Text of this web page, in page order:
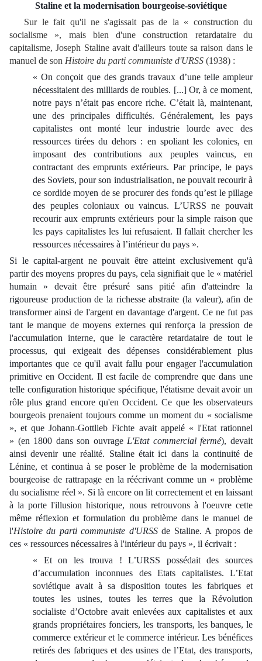
Staline et la modernisation bourgeoise-soviétique
Sur le fait qu'il ne s'agissait pas de la « construction du
socialisme », mais bien d'une construction retardataire du
capitalisme, Joseph Staline avait d'ailleurs toute sa raison dans le
manuel de son Histoire du parti communiste d'URSS (1938) :
« On conçoit que des grands travaux d’une telle ampleur
nécessitaient des milliards de roubles. [...] Or, à ce moment,
notre pays n’était pas encore riche. C’était là, maintenant,
une des principales difficultés. Généralement, les pays
capitalistes ont monté leur industrie lourde avec des
ressources tirées du dehors : en spoliant les colonies, en
imposant des contributions aux peuples vaincus, en
contractant des emprunts extérieurs. Par principe, le pays
des Soviets, pour son industrialisation, ne pouvait recourir à
ce sordide moyen de se procurer des fonds qu’est le pillage
des peuples coloniaux ou vaincus. L’URSS ne pouvait
recourir aux emprunts extérieurs pour la simple raison que
les pays capitalistes les lui refusaient. Il fallait chercher les
ressources nécessaires à l’intérieur du pays ».
Si le capital-argent ne pouvait être atteint exclusivement qu'à
partir des moyens propres du pays, cela signifiait que le « matériel
humain » devait être présuré sans pitié afin d'atteindre la
rigoureuse production de la richesse abstraite (la valeur), afin de
transformer ainsi de l'argent en davantage d'argent. Ce ne fut pas
tant le manque de moyens externes qui renforça la pression de
l'accumulation interne, que le caractère retardataire de tout le
processus, qui exigeait des dépenses considérablement plus
importantes que ce qu'il avait fallu pour engager l'accumulation
primitive en Occident. Il est facile de comprendre que dans une
telle configuration historique spécifique, l'étatisme devait avoir un
rôle plus grand encore qu'en Occident. Ce que les observateurs
bourgeois prenaient toujours comme un moment du « socialisme
», et que Johann-Gottlieb Fichte avait appelé « l'Etat rationnel
» (en 1800 dans son ouvrage L'Etat commercial fermé), devait
ainsi devenir une réalité. Staline était ici dans la continuité de
Lénine, et continua à se poser le problème de la modernisation
bourgeoise de rattrapage en la réécrivant comme un « problème
du socialisme réel ». Si là encore on lit correctement et en laissant
à la porte l'illusion historique, nous retrouvons à l'oeuvre cette
même réflexion et formulation du problème dans le manuel de
l'Histoire du parti communiste d'URSSde Staline. A propos de
ces « ressources nécessaires à l'intérieur du pays », il écrivait :
« Et on les trouva ! L’URSS possédait des sources
d’accumulation inconnues des Etats capitalistes. L’Etat
soviétique avait à sa disposition toutes les fabriques et
toutes les usines, toutes les terres que la Révolution
socialiste d’Octobre avait enlevées aux capitalistes et aux
grands propriétaires fonciers, les transports, les banques, le
commerce extérieur et le commerce intérieur. Les bénéfices
retirés des fabriques et des usines de l’Etat, des transports,